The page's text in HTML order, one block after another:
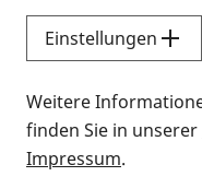
Vorlesen
Einstellungen
Weitere
finden Sie in unserer
Impressum.